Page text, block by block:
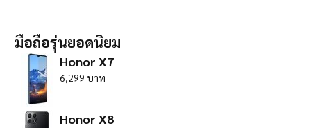
มือถือรุ่นยอดนิยม
Honor X7
6,299 บาท
Honor X8